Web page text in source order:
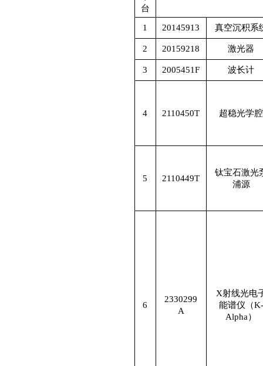
台
1 20145913 真空沉积系
2 20159218 激光器
3 2005451F 波长计
4 2110450T 超稳光学腔
5 2110449T
钛宝石激光
浦源
6
2330299
A
X射线光电
能谱仪（K-
Alpha）